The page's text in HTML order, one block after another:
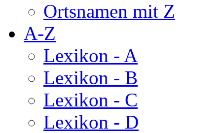
Ortsnamen mit Z
A-Z
Lexikon - A
Lexikon - B
Lexikon - C
Lexikon - D